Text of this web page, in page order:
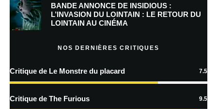
plus sur la façon dont les données de vos commentaires sont
BANDE ANNONCE DE INSIDIOUS :
L’INVASION DU LOINTAIN : LE RETOUR DU
LOINTAIN AU CINÉMA
NOS DERNIÈRES CRITIQUES
Critique de Le Monstre du placard 7.5
Critique de The Furious 9.5